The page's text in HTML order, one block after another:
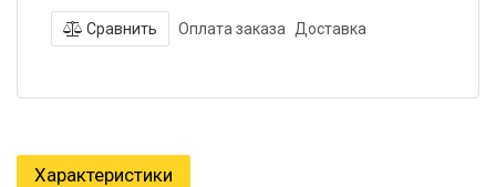
Сравнить Оплата заказа Доставка
Характеристики